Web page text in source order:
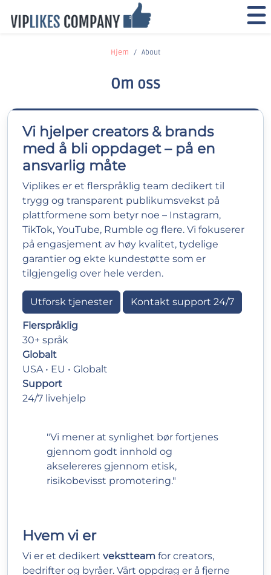
Hjem About
Om oss
Vi hjelper creators & brands
med å bli oppdaget – på en
ansvarlig måte
Viplikes er et flerspråklig team dedikert til
trygg og transparent publikumsvekst på
plattformene som betyr noe – Instagram,
TikTok, YouTube, Rumble og flere. Vi fokuserer
på engasjement av høy kvalitet, tydelige
garantier og ekte kundestøtte som er
tilgjengelig over hele verden.
Utforsk tjenester Kontakt support 24/7
Flerspråklig
30+ språk
Globalt
USA • EU • Globalt
Support
24/7 livehjelp
"Vi mener at synlighet bør fortjenes
gjennom godt innhold og
akselereres gjennom etisk,
risikobevisst promotering."
Hvem vi er
Vi er et dedikert vekstteam for creators,
bedrifter og byråer. Vårt oppdrag er å fjerne